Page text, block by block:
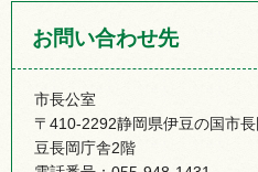
お問い合わせ先
市長公室
〒410-2292静岡県伊豆の国市
豆長岡庁舎2階